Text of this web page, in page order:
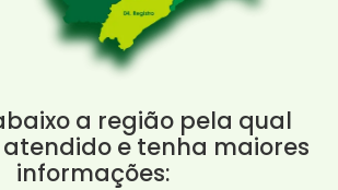
a região pela qual
e tenha maiores
informações: